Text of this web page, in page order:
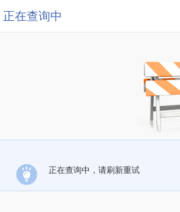
正在查询中
正在查询中，请刷新重试